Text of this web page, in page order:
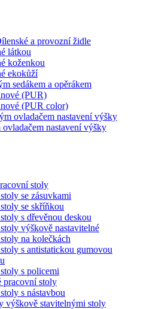
a provozní židle
látkou
koženkou
ekokůží
sedákem a opěrákem
(PUR)
(PUR color)
ovladačem nastavení výšky
ovladačem nastavení výšky
stoly
se zásuvkami
se skříňkou
s dřevěnou deskou
výškově nastavitelné
na kolečkách
s antistatickou gumovou
s policemi
pracovní stoly
s nástavbou
výškově stavitelnými stoly